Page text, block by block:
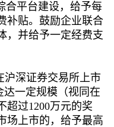
合平台建设，给予每
补贴。鼓励企业联合
，并给予一定经费支
沪深证券交易所上市
一定规模（视同在
超过1200万元的奖
场上市的，给予最高